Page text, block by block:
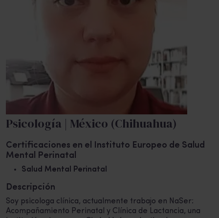
Psicología | México (Chihuahua)
Certificaciones en el Instituto Europeo de Salud
Mental Perinatal
Salud Mental Perinatal
Descripción
Soy psicologa clínica, actualmente trabajo en NaSer:
Acompañamiento Perinatal y Clínica de Lactancia, una